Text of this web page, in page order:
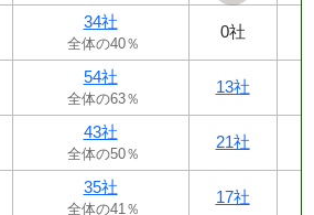
34社
全体の40％
0社
54社
全体の63％
13社
43社
全体の50％
21社
35社
全体の41％
17社